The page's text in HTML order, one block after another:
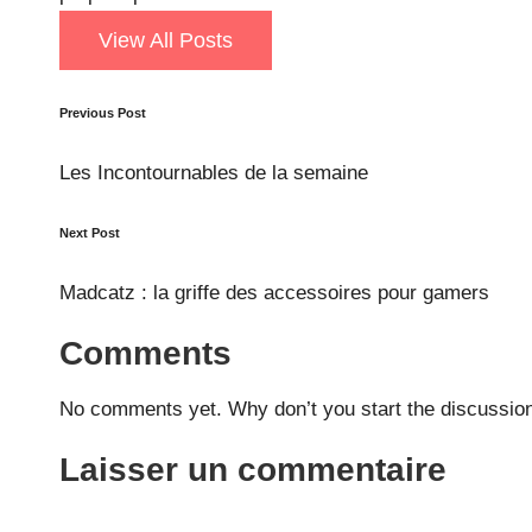
View All Posts
Post
navigation
Previous Post
Les Incontournables de la semaine
Next Post
Madcatz : la griffe des accessoires pour gamers
Comments
No comments yet. Why don’t you start the
Laisser un commentaire